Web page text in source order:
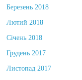
Березень 2018
Лютий 2018
Січень 2018
Грудень 2017
Листопад 2017